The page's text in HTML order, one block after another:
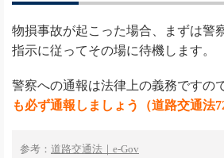
物損事故が起こった場合、まずは警
指示に従ってその場に待機します。
警察への通報は法律上の義務ですので
も必ず通報しましょう（道路交通法
参考： 道路交通法｜e-Gov